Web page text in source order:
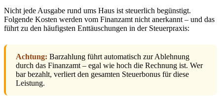
Nicht jede Ausgabe rund ums Haus ist steuerlich begünstigt.
Folgende Kosten werden vom Finanzamt nicht anerkannt – und das
führt zu den häufigsten Enttäuschungen in der Steuerpraxis:
Achtung: Barzahlung führt automatisch zur Ablehnung
durch das Finanzamt – egal wie hoch die Rechnung ist. Wer
bar bezahlt, verliert den gesamten Steuerbonus für diese
Leistung.